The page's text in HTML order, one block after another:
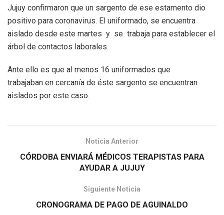
Jujuy confirmaron que un sargento de ese estamento dio
positivo para coronavirus. El uniformado, se encuentra
aislado desde este martes y se trabaja para establecer el
árbol de contactos laborales.
Ante ello es que al menos 16 uniformados que
trabajaban en cercanía de éste sargento se encuentran
aislados por este caso.
Noticia Anterior
CÓRDOBA ENVIARÁ MÉDICOS TERAPISTAS PARA
AYUDAR A JUJUY
Siguiente Noticia
CRONOGRAMA DE PAGO DE AGUINALDO